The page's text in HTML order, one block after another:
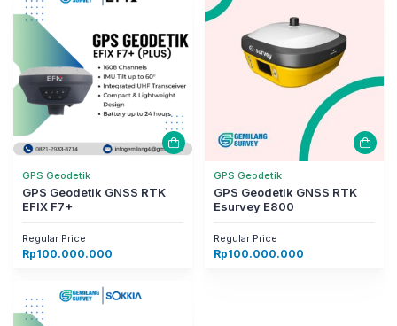
GPS Geodetik
GPS Geodetik GNSS RTK
EFIX F7+
Regular Price
Rp100.000.000
GPS Geodetik
GPS Geodetik GNSS RTK
Esurvey E800
Regular Price
Rp100.000.000